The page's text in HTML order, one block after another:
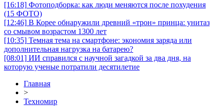
[16:18] Фотоподборка: как люди меняются после похудения
(15 ФОТО)
[12:46] В Корее обнаружили древний «трон» принца: унитаз
со смывом возрастом 1300 лет
[10:35] Темная тема на смартфоне: экономия заряда или
дополнительная нагрузка на батарею?
[08:01] ИИ справился с научной загадкой за два дня, на
которую ученые потратили десятилетие
Главная
>
Техномир